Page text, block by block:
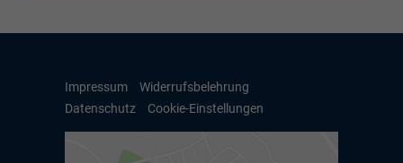
Impressum
Widerrufsbelehrung
Datenschutz
Cookie-Einstellungen